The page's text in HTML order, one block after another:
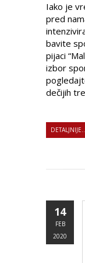
Iako je
pred
bavite
pijaci
izbor
dečijih
14
FEB
2020